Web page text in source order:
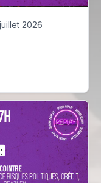
2026